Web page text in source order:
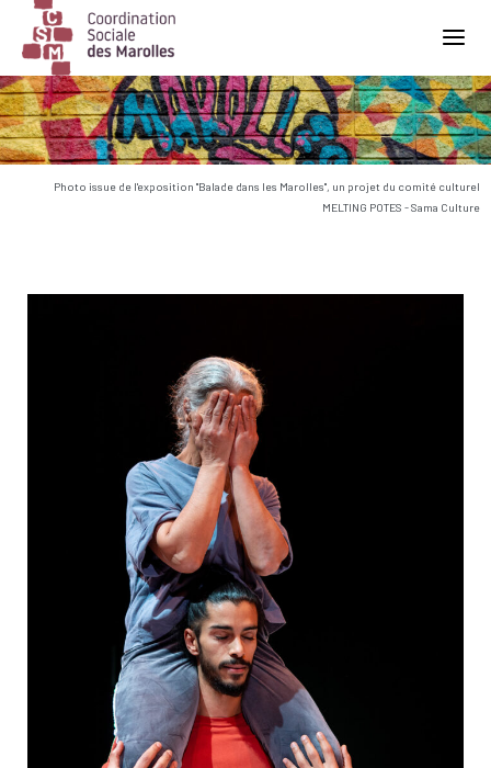
Main Navigation
Photo issue de l'exposition "Balade dans les Marolles", un projet du comité culturel
MELTING POTES - Sama Culture